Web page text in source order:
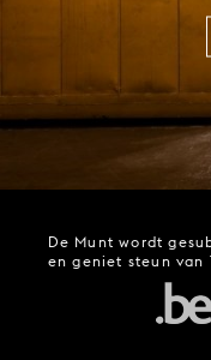
De Munt wordt
en geniet steun van